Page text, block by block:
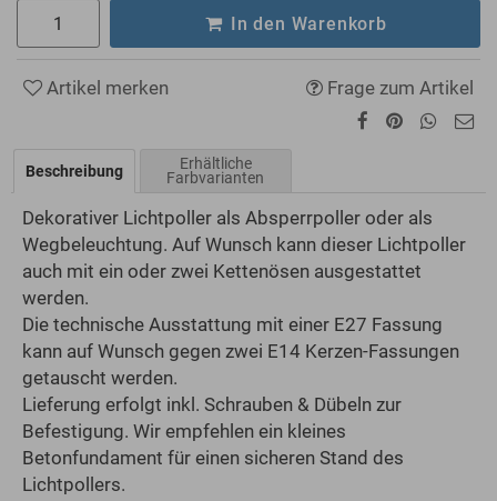
In den Warenkorb
Artikel merken Frage zum Artikel
Beschreibung
Erhältliche
Farbvarianten
Dekorativer Lichtpoller als Absperrpoller oder als
Wegbeleuchtung. Auf Wunsch kann dieser Lichtpoller
auch mit ein oder zwei Kettenösen ausgestattet
werden.
Die technische Ausstattung mit einer E27 Fassung
kann auf Wunsch gegen zwei E14 Kerzen-Fassungen
getauscht werden.
Lieferung erfolgt inkl. Schrauben & Dübeln zur
Befestigung. Wir empfehlen ein kleines
Betonfundament für einen sicheren Stand des
Lichtpollers.